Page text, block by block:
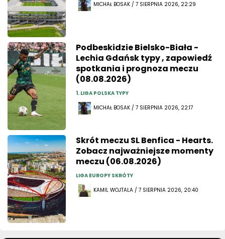
MICHAŁ BOSAK / 7 SIERPNIA 2026, 22:29
Podbeskidzie Bielsko-Biała -
Lechia Gdańsk typy , zapowiedź
spotkania i prognoza meczu
(08.08.2026)
1. LIGA POLSKA TYPY
MICHAŁ BOSAK / 7 SIERPNIA 2026, 22:17
Skrót meczu SL Benfica - Hearts.
Zobacz najważniejsze momenty
meczu (06.08.2026)
LIGA EUROPY SKRÓTY
KAMIL WOJTALA / 7 SIERPNIA 2026, 20:40